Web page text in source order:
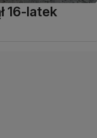
16-latek